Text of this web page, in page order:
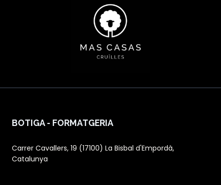
MAS
CASAS
CRUÏLLES:
LA
TEVA
LLAR
GRANJA
L’EMPORDÀ
BOTIGA - FORMATGERIA
Carrer Cavallers, 19 (17100) La Bisbal d'Empordà,
Catalunya